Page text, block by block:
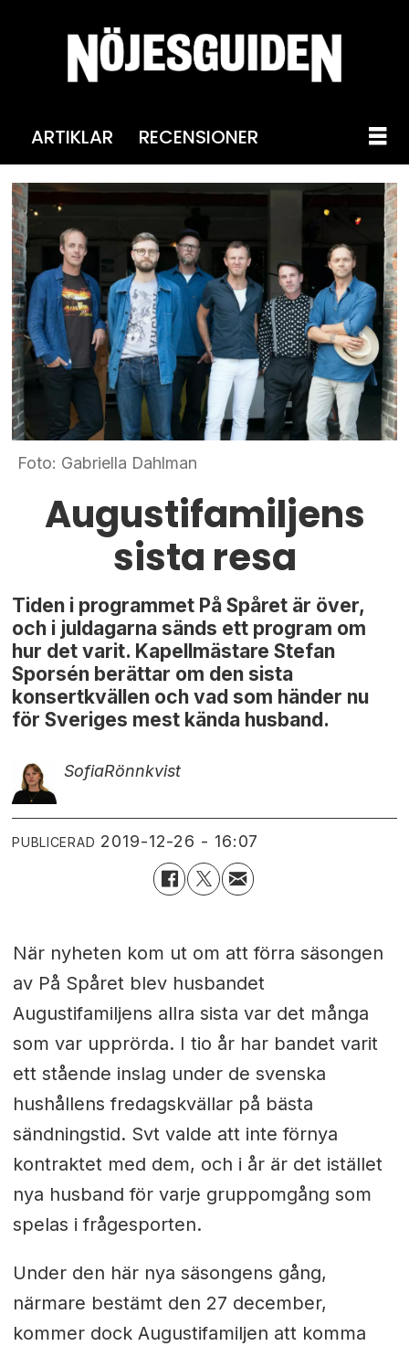
ARTIKLAR RECENSIONER
Foto: Gabriella Dahlman
Augustifamiljens
sista resa
Tiden i programmet På Spåret är över,
och i juldagarna sänds ett program om
hur det varit. Kapellmästare Stefan
Sporsén berättar om den sista
konsertkvällen och vad som händer nu
för Sveriges mest kända husband.
SofiaRönnkvist
PUBLICERAD 2019-12-26 - 16:07
När nyheten kom ut om att förra säsongen
av På Spåret blev husbandet
Augustifamiljens allra sista var det många
som var upprörda. I tio år har bandet varit
ett stående inslag under de svenska
hushållens fredagskvällar på bästa
sändningstid. Svt valde att inte förnya
kontraktet med dem, och i år är det istället
nya husband för varje gruppomgång som
spelas i frågesporten.
Under den här nya säsongens gång,
närmare bestämt den 27 december,
kommer dock Augustifamiljen att komma